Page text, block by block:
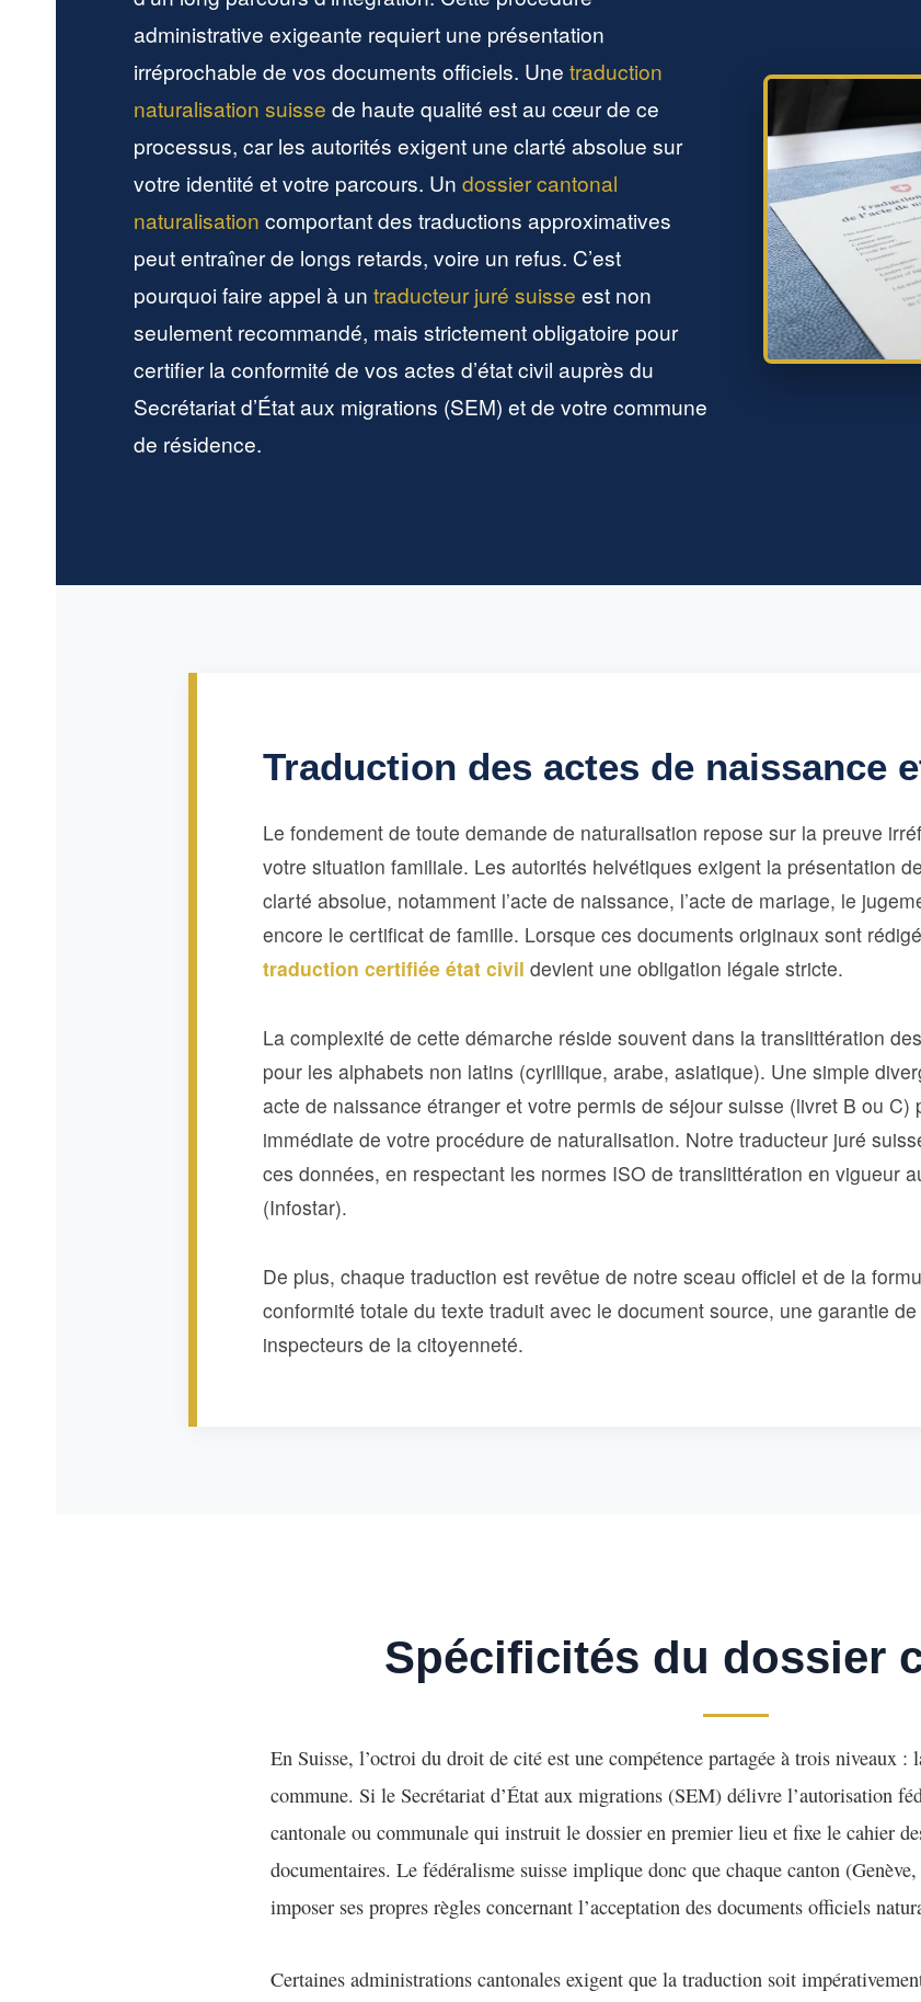
administrative exigeante requiert une présentation
irréprochable de vos documents officiels. Une traduction
naturalisation suisse de haute qualité est au cœur de ce
processus, car les autorités exigent une clarté absolue sur
votre identité et votre parcours. Un dossier cantonal
naturalisation comportant des traductions approximatives
peut entraîner de longs retards, voire un refus. C’est
pourquoi faire appel à un traducteur juré suisse est non
seulement recommandé, mais strictement obligatoire pour
certifier la conformité de vos actes d’état civil auprès du
Secrétariat d’État aux migrations (SEM) et de votre commune
de résidence.
Traduction des actes de naissance
Le fondement de toute demande de naturalisation repose sur la preuve
votre situation familiale. Les autorités helvétiques exigent la présentation
clarté absolue, notamment l’acte de naissance, l’acte de mariage, le
encore le certificat de famille. Lorsque ces documents originaux sont
traduction certifiée état civil devient une obligation légale stricte.
La complexité de cette démarche réside souvent dans la translittération
pour les alphabets non latins (cyrillique, arabe, asiatique). Une simple
acte de naissance étranger et votre permis de séjour suisse (livret B ou C)
immédiate de votre procédure de naturalisation. Notre traducteur juré
ces données, en respectant les normes ISO de translittération en vigueur
(Infostar).
De plus, chaque traduction est revêtue de notre sceau officiel et de la
conformité totale du texte traduit avec le document source, une garantie
inspecteurs de la citoyenneté.
Spécificités du dossier
En Suisse, l’octroi du droit de cité est une compétence partagée à trois niveaux
commune. Si le Secrétariat d’État aux migrations (SEM) délivre l’autorisation
cantonale ou communale qui instruit le dossier en premier lieu et fixe le cahier
documentaires. Le fédéralisme suisse implique donc que chaque canton
imposer ses propres règles concernant l’acceptation des documents officiels
Certaines administrations cantonales exigent que la traduction soit